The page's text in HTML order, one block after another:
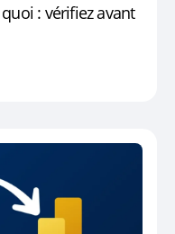
: vérifiez avant